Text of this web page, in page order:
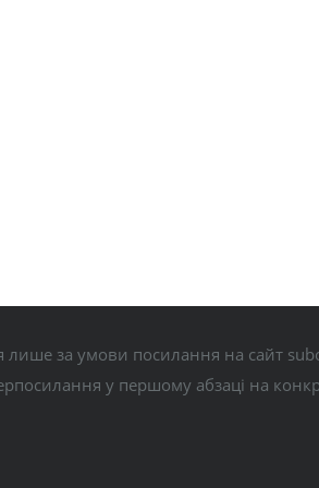
лише за умови посилання на сайт
у першому абзаці на